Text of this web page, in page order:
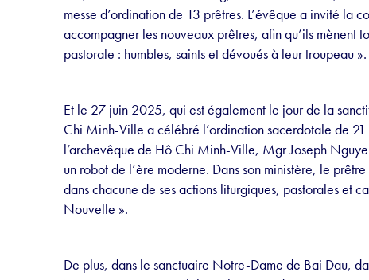
messe d’ordination de 13 prêtres. L’évêque a invité la
accompagner les nouveaux prêtres, afin qu’ils mènent
pastorale : humbles, saints et dévoués à leur troupeau ».
Et le 27 juin 2025, qui est également le jour de la
Chi Minh-Ville a célébré l’ordination sacerdotale de 21
l’archevêque de Hô Chi Minh-Ville, Mgr Joseph
un robot de l’ère moderne. Dans son ministère, le
dans chacune de ses actions liturgiques, pastorales et
Nouvelle ».
De plus, dans le sanctuaire Notre-Dame de Bai Dau,